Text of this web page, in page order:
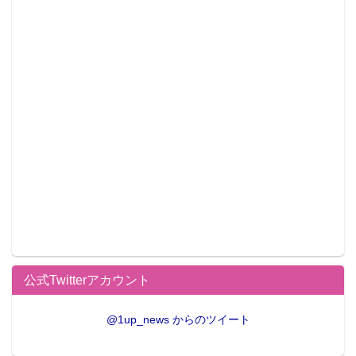
公式Twitterアカウント
@1up_news からのツイート